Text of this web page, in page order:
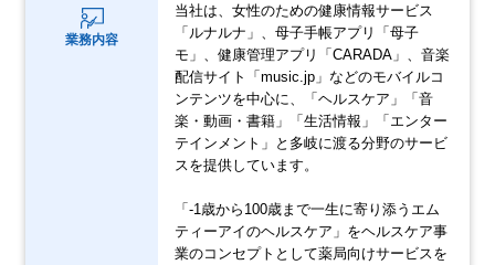
業務内容
当社は、女性のための健康情報サービス
「ルナルナ」、母子手帳アプリ「母子
モ」、健康管理アプリ「CARADA」、音楽
配信サイト「music.jp」などのモバイルコ
ンテンツを中心に、「ヘルスケア」「音
楽・動画・書籍」「生活情報」「エンター
テインメント」と多岐に渡る分野のサービ
スを提供しています。
「-1歳から100歳まで一生に寄り添うエム
ティーアイのヘルスケア」をヘルスケア事
業のコンセプトとして薬局向けサービスを